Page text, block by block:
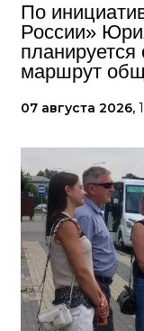
По
России»
маршрут
07 августа 2026,